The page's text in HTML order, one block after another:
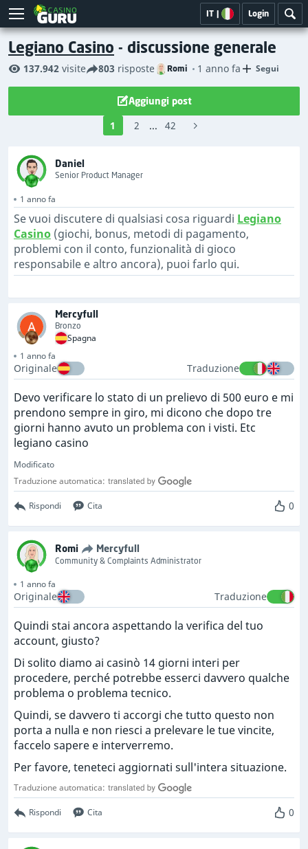
IT | Login
Legiano Casino - discussione generale
137.942 visite 803 risposte Romi 1 anno fa Segui
1 2 ... 42
Aggiungi post
Daniel
Senior Product Manager
1 anno fa
Se vuoi discutere di qualsiasi cosa riguardi Legiano
Casino (giochi, bonus, metodi di pagamento,
problemi con il conto, funzionalità di gioco
responsabile e altro ancora), puoi farlo qui.
Mercyfull
Bronzo
Spagna
1 anno fa
Originale Traduzione
Devo verificare lo stato di un prelievo di 500 euro e mi
prendono sempre in giro, mi dicono che dopo tre
giorni hanno avuto un problema con i visti. Etc
legiano casino
Modificato
Traduzione automatica:
Rispondi Cita 0
Romi Mercyfull
Community & Complaints Administrator
1 anno fa
Originale Traduzione
Quindi stai ancora aspettando la verifica del tuo
account, giusto?
Di solito diamo ai casinò 14 giorni interi per
procedere, perché potrebbe esserci davvero qualche
problema o problema tecnico.
Quindi, se davvero ti accorgi che tutto questo non
porta a nulla e non riesci a prelevare le tue vincite,
faccelo sapere e interverremo.
Per favore, teneteci aggiornati sull'intera situazione.
Traduzione automatica:
Rispondi Cita 0